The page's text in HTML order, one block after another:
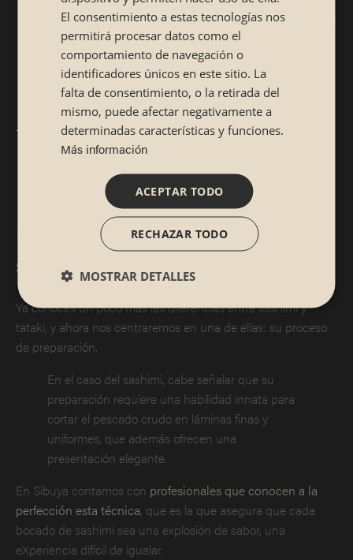
como tal y su preparación requiere maestría en
el corte. Por su parte, el tataki se cocina
rápidamente para que quede algo crudo por
dentro, pero hecho por fuera.
Ingredientes.El sashimi se elabora con
pescado crudo, pero el tataki también puede
estar basado en carne.
Proceso de preparación del
sashimi
Ya conoces un poco más las diferencias entre sashimi y
tataki, y ahora nos centraremos en una de ellas: su proceso
de preparación.
En el caso del sashimi, cabe señalar que su
preparación requiere una habilidad innata para
cortar el pescado crudo en láminas finas y
uniformes, que además ofrecen una
presentación elegante.
En Sibuya contamos con profesionales que conocen a la
perfección esta técnica, que es la que asegura que cada
bocado de sashimi sea una explosión de sabor, una
eXperiencia difícil de igualar.
El consentimiento a estas tecnologías nos
permitirá procesar datos como el
comportamiento de navegación o
identificadores únicos en este sitio. La
falta de consentimiento, o la retirada del
mismo, puede afectar negativamente a
determinadas características y funciones.
Más información
ACEPTAR TODO
RECHAZAR TODO
MOSTRAR DETALLES